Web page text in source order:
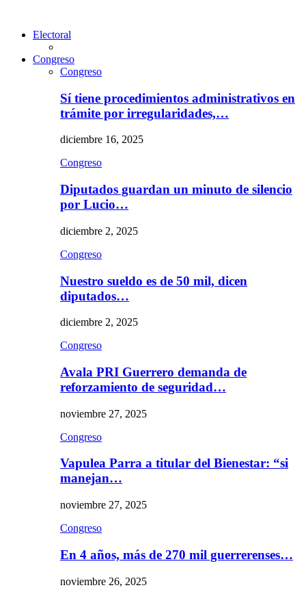
Electoral
Congreso
Congreso
Sí tiene procedimientos administrativos en
trámite por irregularidades,…
diciembre 16, 2025
Congreso
Diputados guardan un minuto de silencio
por Lucio…
diciembre 2, 2025
Congreso
Nuestro sueldo es de 50 mil, dicen
diputados…
diciembre 2, 2025
Congreso
Avala PRI Guerrero demanda de
reforzamiento de seguridad…
noviembre 27, 2025
Congreso
Vapulea Parra a titular del Bienestar: “si
manejan…
noviembre 27, 2025
Congreso
En 4 años, más de 270 mil guerrerenses…
noviembre 26, 2025